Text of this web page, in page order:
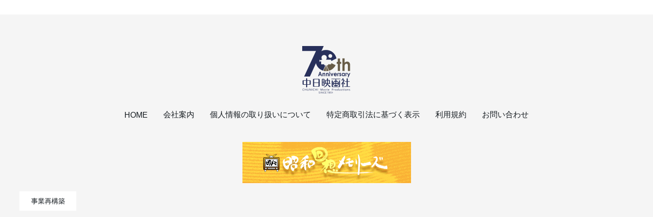
HOME 会社案内 個人情報の取り扱いについて 特定商取引法に基づく表示 利用規約 お問い合わせ
事業再構築